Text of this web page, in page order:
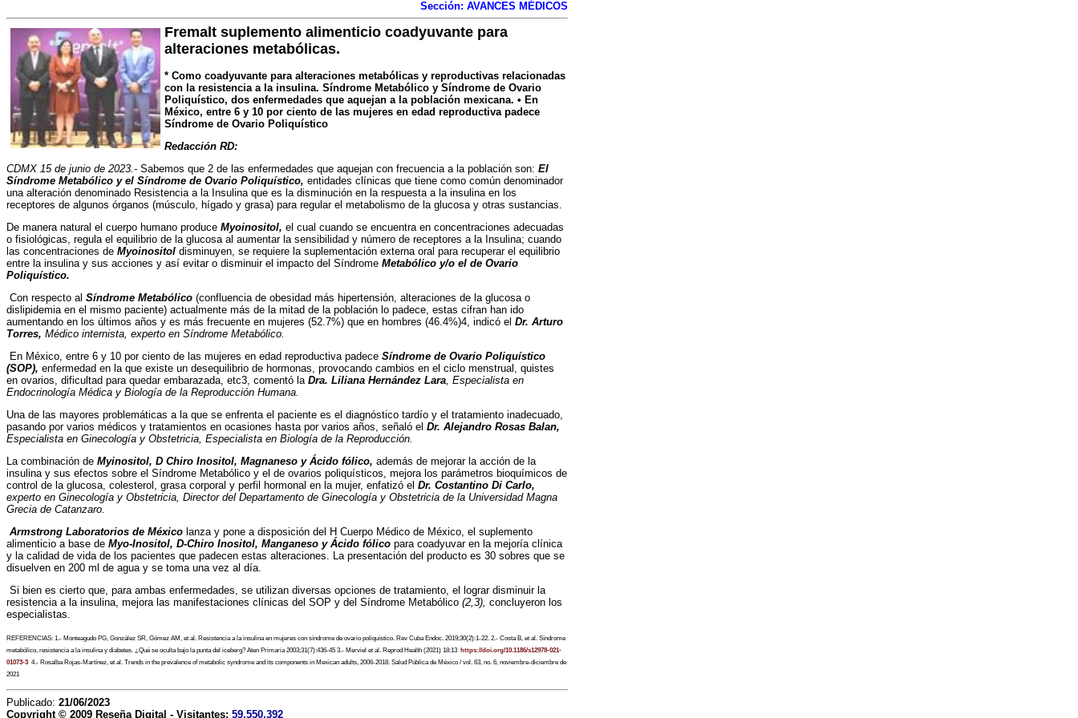
Sección: AVANCES MÉDICOS
Fremalt suplemento alimenticio coadyuvante para
alteraciones metabólicas.
* Como coadyuvante para alteraciones metabólicas y reproductivas relacionadas
con la resistencia a la insulina. Síndrome Metabólico y Síndrome de Ovario
Poliquístico, dos enfermedades que aquejan a la población mexicana. • En
México, entre 6 y 10 por ciento de las mujeres en edad reproductiva padece
Síndrome de Ovario Poliquístico
Redacción RD:
CDMX 15 de junio de 2023.- Sabemos que 2 de las enfermedades que aquejan con frecuencia a la población son: El
Síndrome Metabólico y el Síndrome de Ovario Poliquístico, entidades clínicas que tiene como común denominador
una alteración denominado Resistencia a la Insulina que es la disminución en la respuesta a la insulina en los
receptores de algunos órganos (músculo, hígado y grasa) para regular el metabolismo de la glucosa y otras sustancias.
De manera natural el cuerpo humano produce Myoinositol, el cual cuando se encuentra en concentraciones adecuadas
o fisiológicas, regula el equilibrio de la glucosa al aumentar la sensibilidad y número de receptores a la Insulina; cuando
las concentraciones de Myoinositol disminuyen, se requiere la suplementación externa oral para recuperar el equilibrio
entre la insulina y sus acciones y así evitar o disminuir el impacto del Síndrome Metabólico y/o el de Ovario
Poliquístico.
Con respecto al Síndrome Metabólico (confluencia de obesidad más hipertensión, alteraciones de la glucosa o
dislipidemia en el mismo paciente) actualmente más de la mitad de la población lo padece, estas cifran han ido
aumentando en los últimos años y es más frecuente en mujeres (52.7%) que en hombres (46.4%)4, indicó el Dr. Arturo
Torres, Médico internista, experto en Síndrome Metabólico.
En México, entre 6 y 10 por ciento de las mujeres en edad reproductiva padece Síndrome de Ovario Poliquístico
(SOP), enfermedad en la que existe un desequilibrio de hormonas, provocando cambios en el ciclo menstrual, quistes
en ovarios, dificultad para quedar embarazada, etc3, comentó la Dra. Liliana Hernández Lara, Especialista en
Endocrinología Médica y Biología de la Reproducción Humana.
Una de las mayores problemáticas a la que se enfrenta el paciente es el diagnóstico tardío y el tratamiento inadecuado,
pasando por varios médicos y tratamientos en ocasiones hasta por varios años, señaló el Dr. Alejandro Rosas Balan,
Especialista en Ginecología y Obstetricia, Especialista en Biología de la Reproducción.
La combinación de Myinositol, D Chiro Inositol, Magnaneso y Ácido fólico, además de mejorar la acción de la
insulina y sus efectos sobre el Síndrome Metabólico y el de ovarios poliquísticos, mejora los parámetros bioquímicos de
control de la glucosa, colesterol, grasa corporal y perfil hormonal en la mujer, enfatizó el Dr. Costantino Di Carlo,
experto en Ginecología y Obstetricia, Director del Departamento de Ginecología y Obstetricia de la Universidad Magna
Grecia de Catanzaro.
Armstrong Laboratorios de México lanza y pone a disposición del H Cuerpo Médico de México, el suplemento
alimenticio a base de Myo-Inositol, D-Chiro Inositol, Manganeso y Ácido fólico para coadyuvar en la mejoría clínica
y la calidad de vida de los pacientes que padecen estas alteraciones. La presentación del producto es 30 sobres que se
disuelven en 200 ml de agua y se toma una vez al día.
Si bien es cierto que, para ambas enfermedades, se utilizan diversas opciones de tratamiento, el lograr disminuir la
resistencia a la insulina, mejora las manifestaciones clínicas del SOP y del Síndrome Metabólico (2,3), concluyeron los
especialistas.
REFERENCIAS: 1.- Monteagudo PG, González SR, Gómez AM, et al. Resistencia a la insulina en mujeres con síndrome de ovario poliquístico. Rev Cuba Endoc. 2019;30(2):1-22. 2.- Costa B, et al. Síndrome
metabólico, resistencia a la insulina y diabetes. ¿Qué se oculta bajo la punta del iceberg? Aten Primaria 2003;31(7):436-45 3.- Merviel et al. Reprod Health (2021) 18:13 https://doi.org/10.1186/s12978-021-
01073-3 4.- Rosalba Rojas-Martínez, et al. Trends in the prevalence of metabolic syndrome and its components in Mexican adults, 2006-2018. Salud Pública de México / vol. 63, no. 6, noviembre-diciembre de
2021
Publicado: 21/06/2023
Copyright © 2009 Reseña Digital - Visitantes: 59,550,392